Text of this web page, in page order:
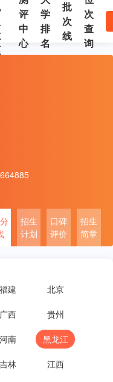
评
中
心
学
排
名
批
次
线
次
查
询
招生
计划
口碑
评价
招生
简章
福建 北京
广西 贵州
河南 黑龙江
吉林 江西